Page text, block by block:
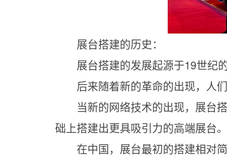
展台搭建的历史：
展台搭建的发展起源于19世纪的
后来随着新的革命的出现，人们
当新的网络技术的出现，展台搭
础上搭建出更具吸引力的高端展台。
在中国，展台最初的搭建相对简